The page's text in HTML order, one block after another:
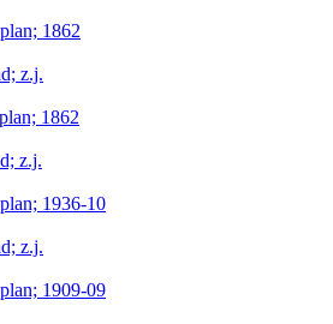
1862
z.j.
1862
z.j.
1936-10
z.j.
1909-09